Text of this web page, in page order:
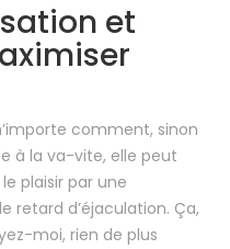
et
comment, sinon
à la va-vite, elle peut
plaisir par une
retard d’éjaculation. Ça,
moi, rien de plus